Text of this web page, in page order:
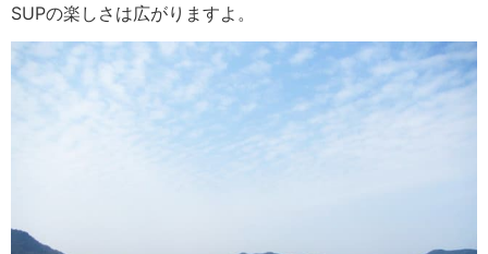
SUPの楽しさは広がりますよ。